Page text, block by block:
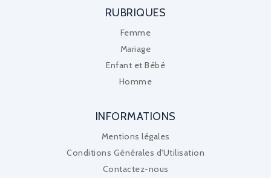
RUBRIQUES
Femme
Mariage
Enfant et Bébé
Homme
INFORMATIONS
Mentions légales
Conditions Générales d'Utilisation
Contactez-nous